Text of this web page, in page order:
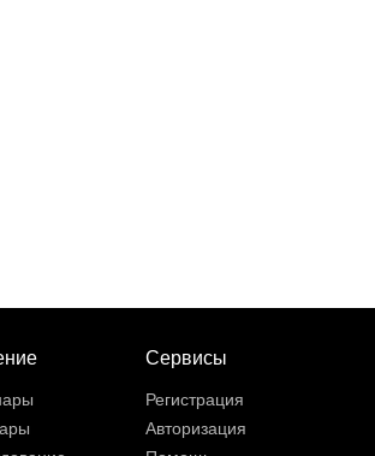
Сервисы
Регистрация
Авторизация